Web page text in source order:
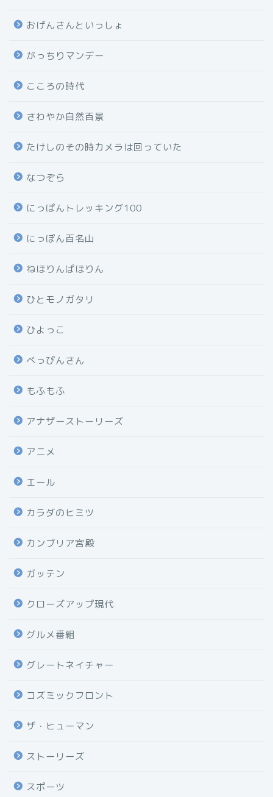
おげんさんといっしょ
がっちりマンデー
こころの時代
さわやか自然百景
たけしのその時カメラは回っていた
なつぞら
にっぽんトレッキング100
にっぽん百名山
ねほりんぱほりん
ひとモノガタリ
ひよっこ
べっぴんさん
もふもふ
アナザーストーリーズ
アニメ
エール
カラダのヒミツ
カンブリア宮殿
ガッテン
クローズアップ現代
グルメ番組
グレートネイチャー
コズミックフロント
ザ・ヒューマン
ストーリーズ
スポーツ